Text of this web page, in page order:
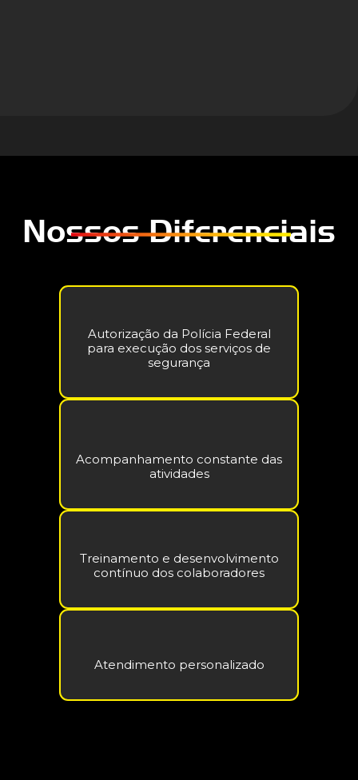
Nossos Diferenciais
Autorização da Polícia Federal
para execução dos serviços de
segurança
Acompanhamento constante das
atividades
Treinamento e desenvolvimento
contínuo dos colaboradores
Atendimento personalizado